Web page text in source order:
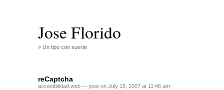
Jose Florido
» Un tipo con suerte
reCaptcha
accesibilidad web — jose on July 15, 2007 at 11:46 am